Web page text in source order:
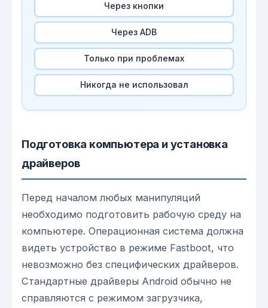
Через кнопки
Через ADB
Только при проблемах
Никогда не использовал
Подготовка компьютера и установка
драйверов
Перед началом любых манипуляций
необходимо подготовить рабочую среду на
компьютере. Операционная система должна
видеть устройство в режиме Fastboot, что
невозможно без специфических драйверов.
Стандартные драйверы Android обычно не
справляются с режимом загрузчика,